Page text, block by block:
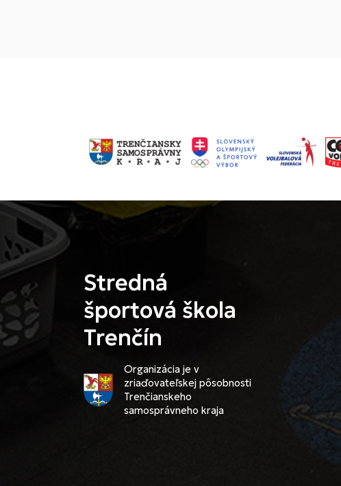
Stredná
športová škola
Trenčín
Organizácia je v
zriaďovateľskej pôsobnosti
Trenčianskeho
samosprávneho kraja